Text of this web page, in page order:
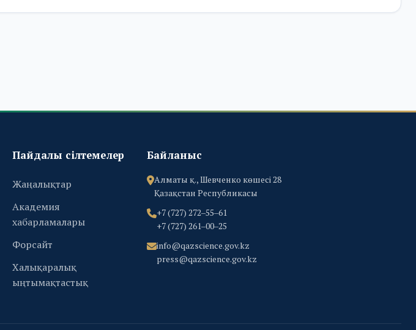
Пайдалы сілтемелер
Жаңалықтар
Академия
хабарламалары
Форсайт
Халықаралық
ыңтымақтастық
Байланыс
Алматы қ., Шевченко көшесі 28
Қазақстан Республикасы
+7 (727) 272‒55‒61
+7 (727) 261‒00‒25
info@qazscience.gov.kz
press@qazscience.gov.kz